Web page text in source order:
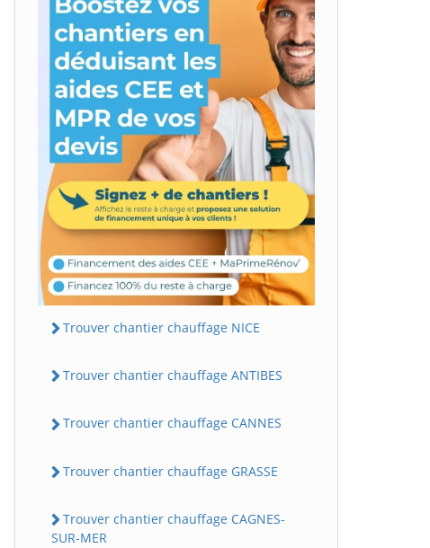
Trouver chantier chauffage NICE
Trouver chantier chauffage ANTIBES
Trouver chantier chauffage CANNES
Trouver chantier chauffage GRASSE
Trouver chantier chauffage CAGNES-
SUR-MER